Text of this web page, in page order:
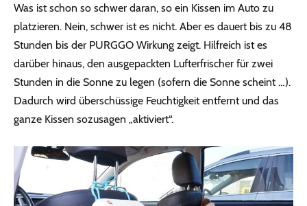
Was ist schon so schwer daran, so ein Kissen im Auto zu
platzieren. Nein, schwer ist es nicht. Aber es dauert bis zu 48
Stunden bis der PURGGO Wirkung zeigt. Hilfreich ist es
darüber hinaus, den ausgepackten Lufterfrischer für zwei
Stunden in die Sonne zu legen (sofern die Sonne scheint …).
Dadurch wird überschüssige Feuchtigkeit entfernt und das
ganze Kissen sozusagen „aktiviert“.